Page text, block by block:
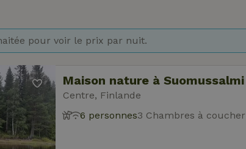
pour voir le prix par nuit.
Maison nature à Suomussalmi
Centre, Finlande
6 personnes3 Chambres à coucher